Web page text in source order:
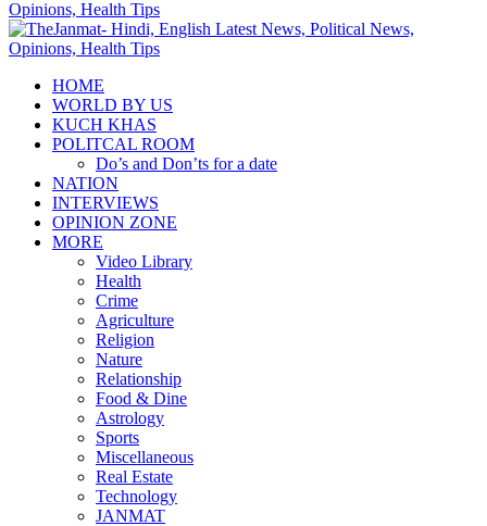
HOME
WORLD BY US
KUCH KHAS
POLITCAL ROOM
Do’s and Don’ts for a date
NATION
INTERVIEWS
OPINION ZONE
MORE
Video Library
Health
Crime
Agriculture
Religion
Nature
Relationship
Food & Dine
Astrology
Sports
Miscellaneous
Real Estate
Technology
JANMAT